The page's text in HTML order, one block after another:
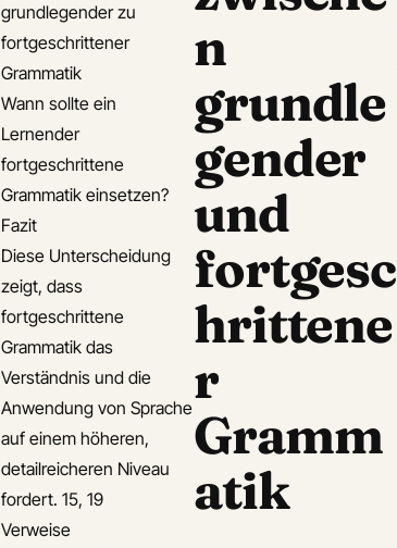
grundlegender zu
fortgeschrittener
Grammatik
Wann sollte ein
Lernender
fortgeschrittene
Grammatik einsetzen?
Fazit
Diese Unterscheidung
zeigt, dass
fortgeschrittene
Grammatik das
Verständnis und die
Anwendung von Sprache
auf einem höheren,
detailreicheren Niveau
fordert. 15, 19
Verweise
n
grundle
gender
und
fortgesc
hrittene
r
Gramm
atik